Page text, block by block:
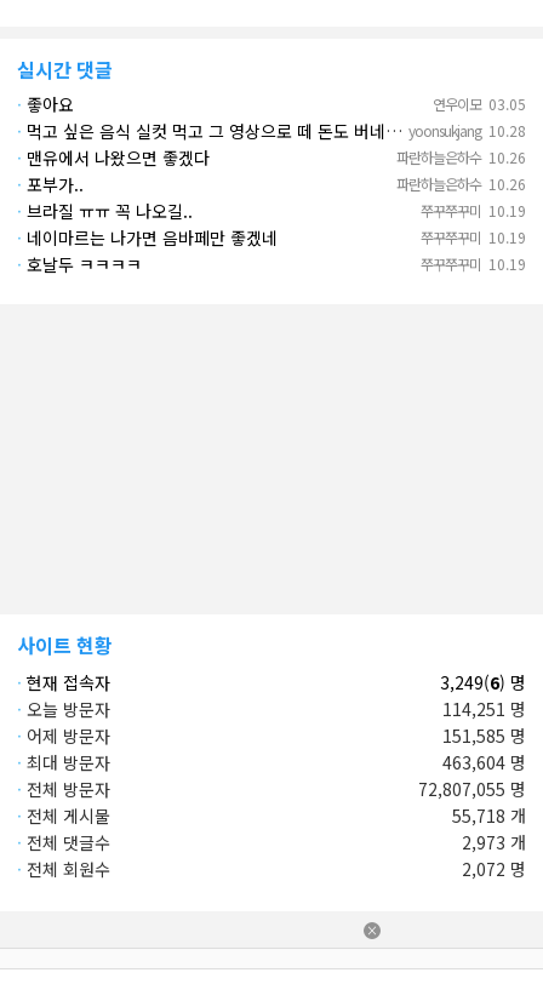
×
실시간 댓글
연우이모 03.05
· 좋아요
yoonsukjang 10.28
· 먹고 싶은 음식 실컷 먹고 그 영상으로 떼 돈도 버네 ㄷㄷ. 하고 싶은 것만 하고 부자되네.
파란하늘은하수 10.26
· 맨유에서 나왔으면 좋겠다
파란하늘은하수 10.26
· 포부가..
쭈꾸쭈꾸미 10.19
· 브라질 ㅠㅠ 꼭 나오길..
쭈꾸쭈꾸미 10.19
· 네이마르는 나가면 음바페만 좋겠네
쭈꾸쭈꾸미 10.19
· 호날두 ㅋㅋㅋㅋ
사이트 현황
· 현재 접속자 3,249(6) 명
· 오늘 방문자
114,251 명
· 어제 방문자
151,585 명
· 최대 방문자
463,604 명
· 전체 방문자
72,807,055 명
· 전체 게시물
55,718 개
· 전체 댓글수
2,973 개
· 전체 회원수 2,072 명